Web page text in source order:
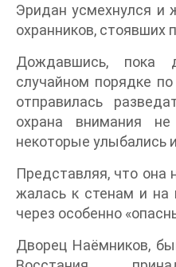
Эридан усмехнулся и
охранников, стоявших
Дождавшись, пока
случайном порядке
отправилась
охрана внимания
некоторые улыбались
Представляя, что она
жалась к стенам и на
через особенно
Дворец Наёмников,